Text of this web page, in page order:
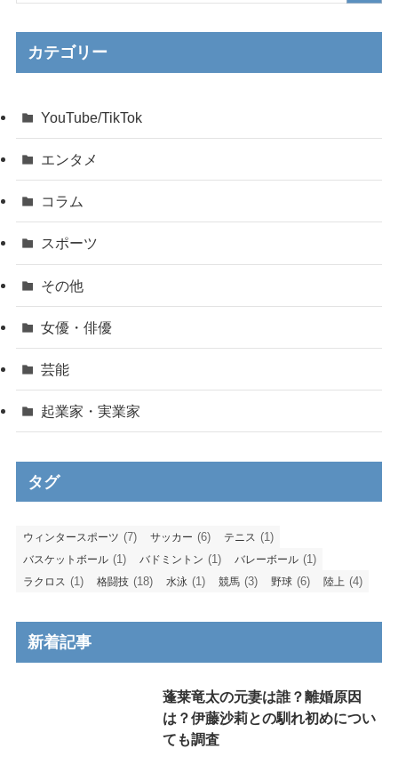
カテゴリー
YouTube/TikTok
エンタメ
コラム
スポーツ
その他
女優・俳優
芸能
起業家・実業家
タグ
ウィンタースポーツ (7) サッカー (6) テニス (1)
バスケットボール (1) バドミントン (1) バレーボール (1)
ラクロス (1) 格闘技 (18) 水泳 (1) 競馬 (3) 野球 (6) 陸上 (4)
新着記事
蓬莱竜太の元妻は誰？離婚原因
は？伊藤沙莉との馴れ初めについ
ても調査